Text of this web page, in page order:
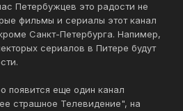
Петербужцев это радости не
фильмы и сериалы этот канал
Санкт-Петербурга. Напимер,
сериалов в Питере будут
появится еще один канал
страшное Телевидение", на